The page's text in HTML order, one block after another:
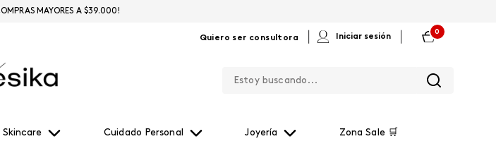
Quiero ser consultora Iniciar sesión
0
Skincare Cuidado Personal Joyería Zona Sale 🛒
MAYORES A $39.000!